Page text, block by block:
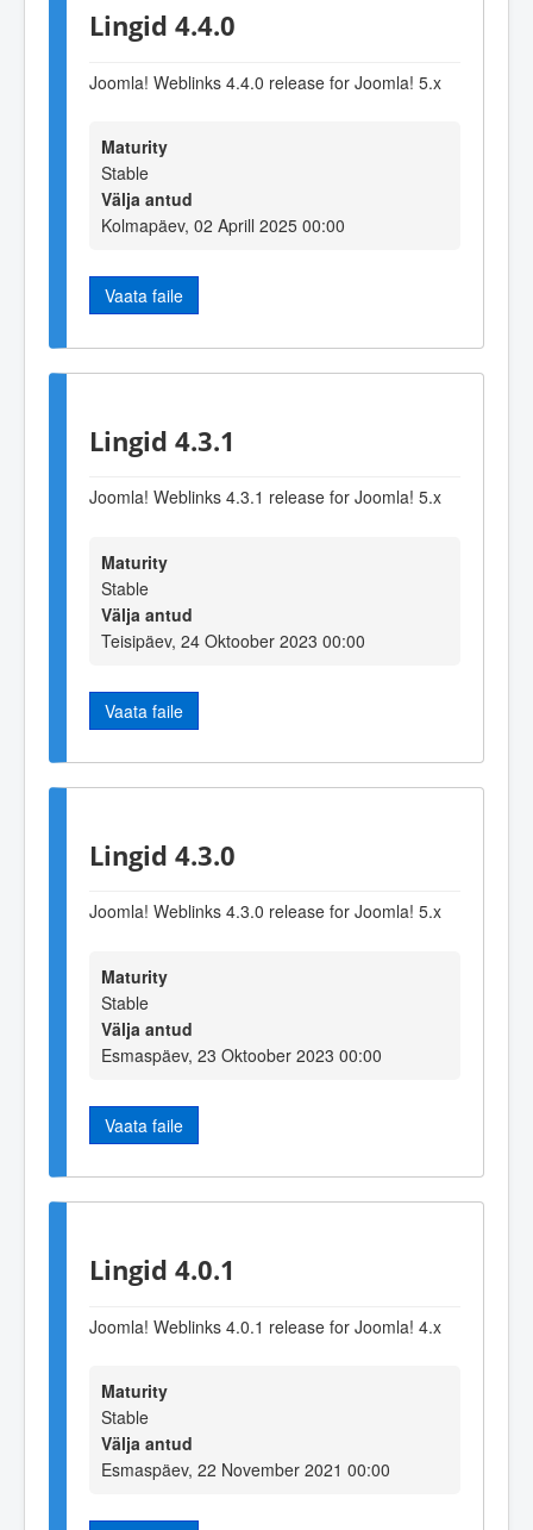
Lingid 4.4.0
Joomla! Weblinks 4.4.0 release for Joomla! 5.x
Maturity
Stable
Välja antud
Kolmapäev, 02 Aprill 2025 00:00
Vaata faile
Lingid 4.3.1
Joomla! Weblinks 4.3.1 release for Joomla! 5.x
Maturity
Stable
Välja antud
Teisipäev, 24 Oktoober 2023 00:00
Vaata faile
Lingid 4.3.0
Joomla! Weblinks 4.3.0 release for Joomla! 5.x
Maturity
Stable
Välja antud
Esmaspäev, 23 Oktoober 2023 00:00
Vaata faile
Lingid 4.0.1
Joomla! Weblinks 4.0.1 release for Joomla! 4.x
Maturity
Stable
Välja antud
Esmaspäev, 22 November 2021 00:00